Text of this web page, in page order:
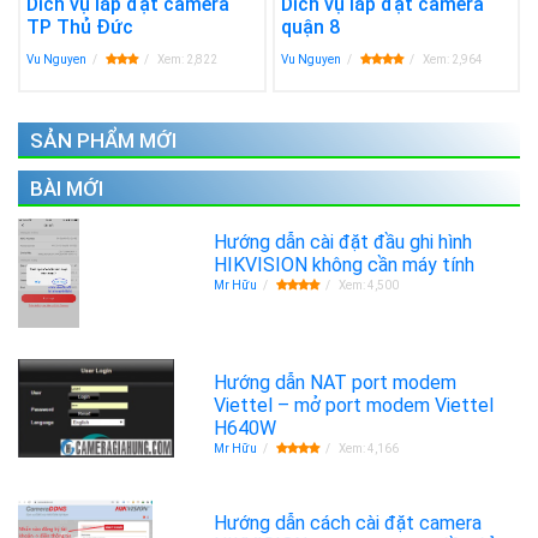
pháp an ninh với giá rẻ mà không làm giảm hiệu suất hoạt
động, chất lượng sản phẩm. Xem
báo giá dịch vụ lắp đặt
Camera quan sát KBvision
TP Thủ Đức
Vu Nguyen Xem: 2,822
quận 8
Vu Nguyen Xem: 2,964
SẢN PHẨM MỚI
BÀI MỚI
Hướng dẫn cài đặt đầu ghi hình
HIKVISION không cần máy tính
Mr Hữu Xem: 4,500
Hướng dẫn NAT port modem
Viettel – mở port modem Viettel
H640W
Mr Hữu Xem: 4,166
Hướng dẫn cách cài đặt camera